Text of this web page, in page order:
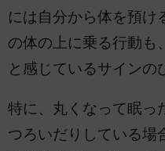
には自分から体を預け
の体の上に乗る行動も
と感じているサインの
特に、丸くなって眠っ
つろいだりしている場